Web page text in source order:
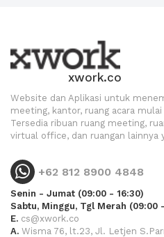
xwork.co
Website dan Aplikasi untuk
meeting, kantor, ruang acara
Tersedia ribuan ruang meeting,
virtual office, dan ruangan lainnya
+62 812 8900 4848
Senin - Jumat (09:00 - 16:30)
Sabtu, Minggu, Tgl Merah (09:00
E. cs@xwork.co
A. Wisma 76, lt.23, Jl. Letjen